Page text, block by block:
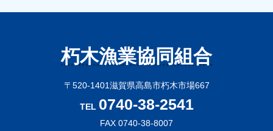
朽木漁業協同組合
〒520-1401滋賀県高島市朽木市場667
TEL 0740-38-2541
FAX 0740-38-8007